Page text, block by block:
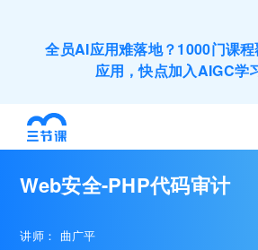
全员AI应用难落地？1000门课
应用，快点加入AIGC学
200+门DeepSeek应用课程免
培训人只给员工找学习资源，却
Web安全-PHP代码审计
讲师： 曲广平